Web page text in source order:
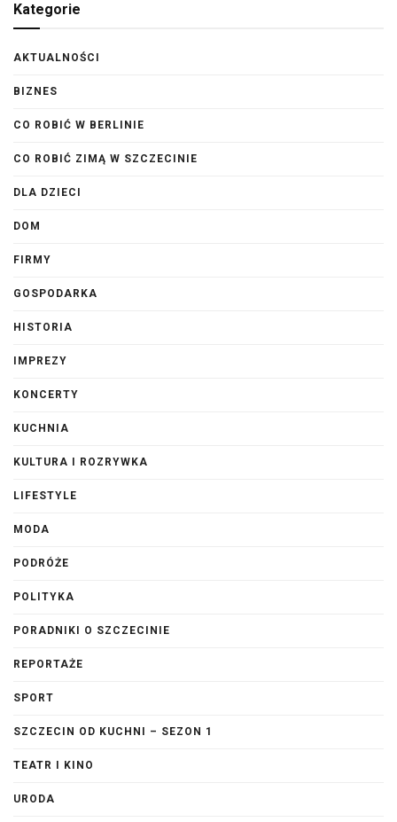
Kategorie
AKTUALNOŚCI
BIZNES
CO ROBIĆ W BERLINIE
CO ROBIĆ ZIMĄ W SZCZECINIE
DLA DZIECI
DOM
FIRMY
GOSPODARKA
HISTORIA
IMPREZY
KONCERTY
KUCHNIA
KULTURA I ROZRYWKA
LIFESTYLE
MODA
PODRÓŻE
POLITYKA
PORADNIKI O SZCZECINIE
REPORTAŻE
SPORT
SZCZECIN OD KUCHNI – SEZON 1
TEATR I KINO
URODA